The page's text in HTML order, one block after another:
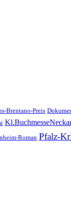
Brentano-Preis
Roman Pfalz-